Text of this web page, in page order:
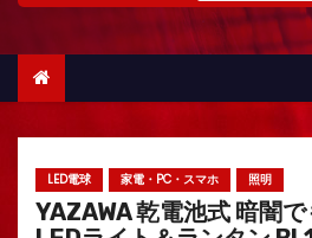
LED電球 家電・PC・スマホ 照明
YAZAWA 乾電池式 暗闇